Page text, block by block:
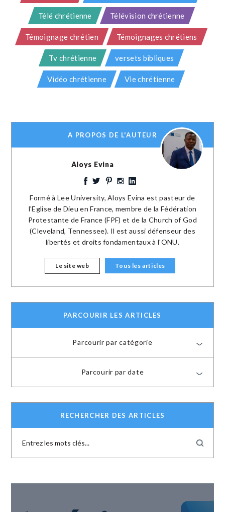
Télé chrétienne Télévision chrétienne
Témoignage chrétien Témoignages chrétiens
Tv chrétienne versets bibliques
Vidéo chrétienne Vie chrétienne
A PROPOS DE L'AUTEUR
Aloys Evina
Formé à Lee University, Aloys Evina est pasteur de
l'Eglise de Dieu en France, membre de la Fédération
Protestante de France (FPF) et de la Church of God
(Cleveland, Tennessee). Il est aussi défenseur des
libertés et droits fondamentaux à l'ONU.
Le site web Tous les articles
PARCOURIR LES ARTICLES
Parcourir par catégorie
Parcourir par date
RECHERCHER DES ARTICLES